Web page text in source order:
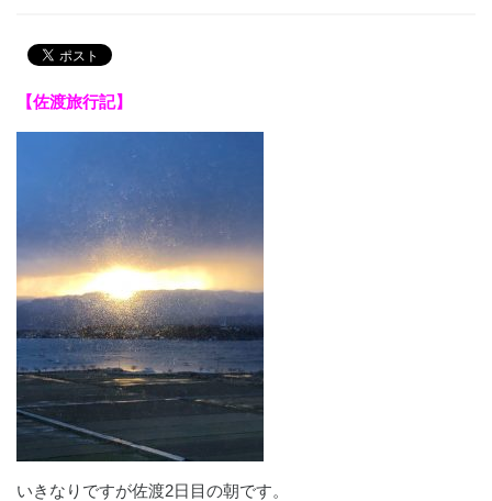
【佐渡旅行記】
いきなりですが佐渡2日目の朝です。